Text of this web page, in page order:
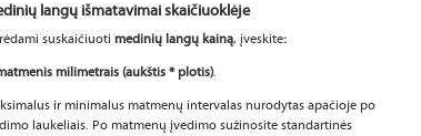
langų išmatavimai skaičiuoklėje
suskaičiuoti medinių langų kainą, įveskite:
milimetrais (aukštis * plotis).
ir minimalus matmenų intervalas nurodytas apačioje po
laukeliais. Po matmenų įvedimo sužinosite standartinės